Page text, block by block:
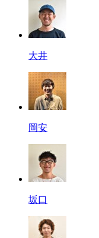
大井
岡安
坂口